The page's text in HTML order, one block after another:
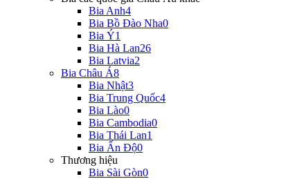
Bia Anh4
Bia Bồ Đào Nha0
Bia Ý1
Bia Hà Lan26
Bia Latvia2
Bia Châu Á8
Bia Nhật3
Bia Trung Quốc4
Bia Lào0
Bia Cambodia0
Bia Thái Lan1
Bia Ấn Độ0
Thương hiệu
Bia Sài Gòn0